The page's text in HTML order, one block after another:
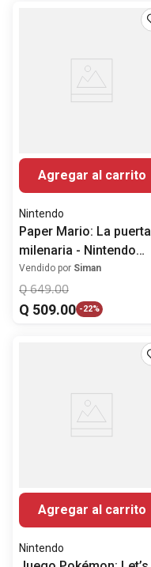
Agregar al carrito
Nintendo
Paper Mario: La puerta
milenaria - Nintendo
Switch
Vendido por Siman
Q 649.00
Q 509.00 -22%
Agregar al carrito
Nintendo